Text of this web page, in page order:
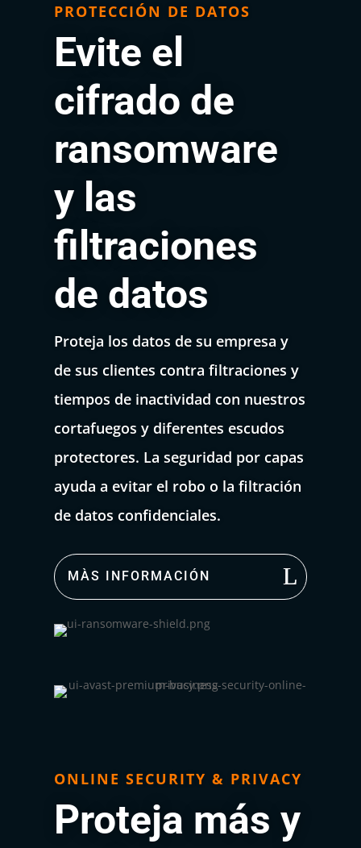
PROTECCIÓN DE DATOS
Evite el
cifrado de
ransomware
y las
filtraciones
de datos
Proteja los datos de su empresa y
de sus clientes contra filtraciones y
tiempos de inactividad con nuestros
cortafuegos y diferentes escudos
protectores. La seguridad por capas
ayuda a evitar el robo o la filtración
de datos confidenciales.
MÀS INFORMACIÓN
ONLINE SECURITY & PRIVACY
Proteja más y